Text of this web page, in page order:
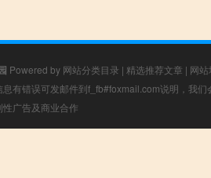
Powered by 网站分类目录 | 精选推荐文章 | 网站
有错误可发邮件到f_fb#foxmail.com说明，我们
广告及商业合作